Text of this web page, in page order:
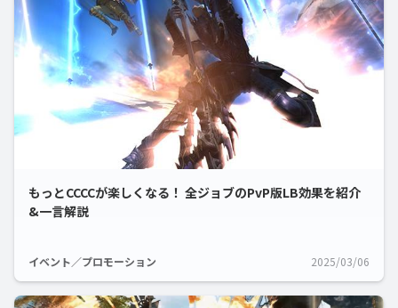
もっとCCCCが楽しくなる！ 全ジョブのPvP版LB効果を紹介
&一言解説
イベント／プロモーション 2025/03/06